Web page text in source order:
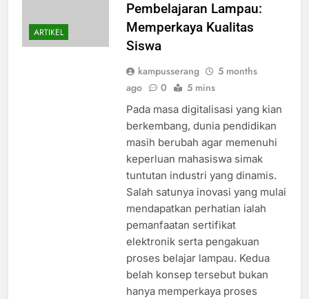
ARTIKEL
Pembelajaran Lampau:
Memperkaya Kualitas
Siswa
kampusserang
5 months
ago
0 5 mins
Pada masa digitalisasi yang kian
berkembang, dunia pendidikan
masih berubah agar memenuhi
keperluan mahasiswa simak
tuntutan industri yang dinamis.
Salah satunya inovasi yang mulai
mendapatkan perhatian ialah
pemanfaatan sertifikat
elektronik serta pengakuan
proses belajar lampau. Kedua
belah konsep tersebut bukan
hanya memperkaya proses